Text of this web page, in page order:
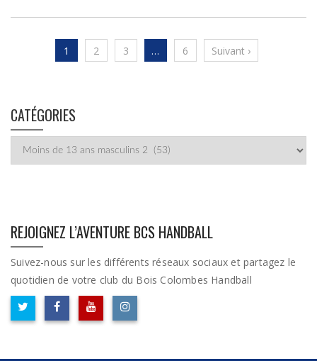
1 2 3 … 6 Suivant ›
CATÉGORIES
Catégories
REJOIGNEZ L’AVENTURE BCS HANDBALL
Suivez-nous sur les différents réseaux sociaux et partagez le
quotidien de votre club du Bois Colombes Handball